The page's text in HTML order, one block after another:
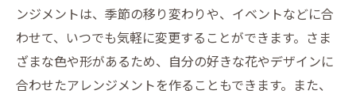
ンジメントは、季節の移り変わりや、イベントなどに合
わせて、いつでも気軽に変更することができます。さま
ざまな色や形があるため、自分の好きな花やデザインに
合わせたアレンジメントを作ることもできます。また、